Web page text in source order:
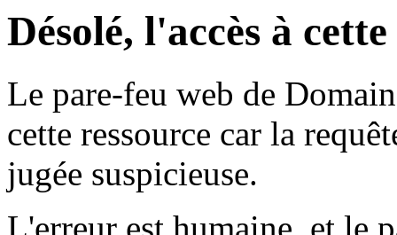
Désolé, l'accès à
Le pare-feu web de
cette ressource car la
jugée suspicieuse.